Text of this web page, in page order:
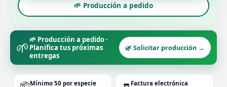
🌱 Producción a pedido
🌱🌱 Producción a pedido ·
Planifica tus próximas
entregas
🌿 Solicitar producción →
Mínimo 50 por especie Factura electrónica